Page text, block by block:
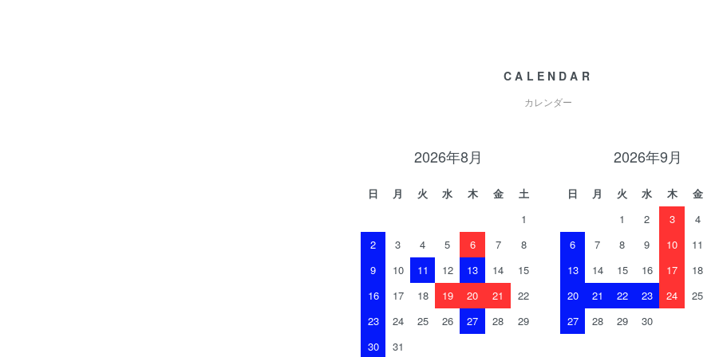
CALENDAR
カレンダー
2026年8月
日 月 火 水 木 金
土
1
2
3 4 5 6 7
8
9
10 11 12 13 14
15
16
17 18 19 20 21
22
23
24 25 26 27 28
29
30
31
2026年9月
日 月 火 水 木 金
1
2 3 4
6
7 8 9 10 11
13
14 15 16 17 18
20
21 22 23 24 25
27
28 29 30